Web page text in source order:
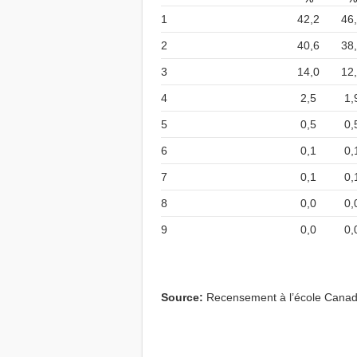
1
42,2
2 40,6
3 14,0
4 2,5
5 0,5
6 0,1
7 0,1
8 0,0
9 0,0
Source: Recensement à l’école